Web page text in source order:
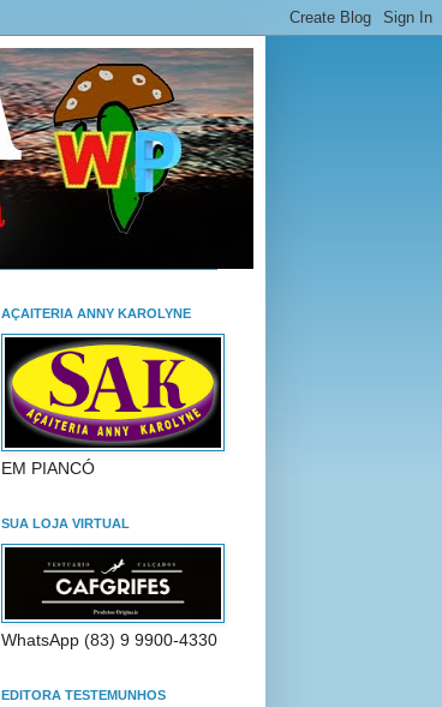
AÇAITERIA ANNY KAROLYNE
EM PIANCÓ
SUA LOJA VIRTUAL
WhatsApp (83) 9 9900-4330
EDITORA TESTEMUNHOS